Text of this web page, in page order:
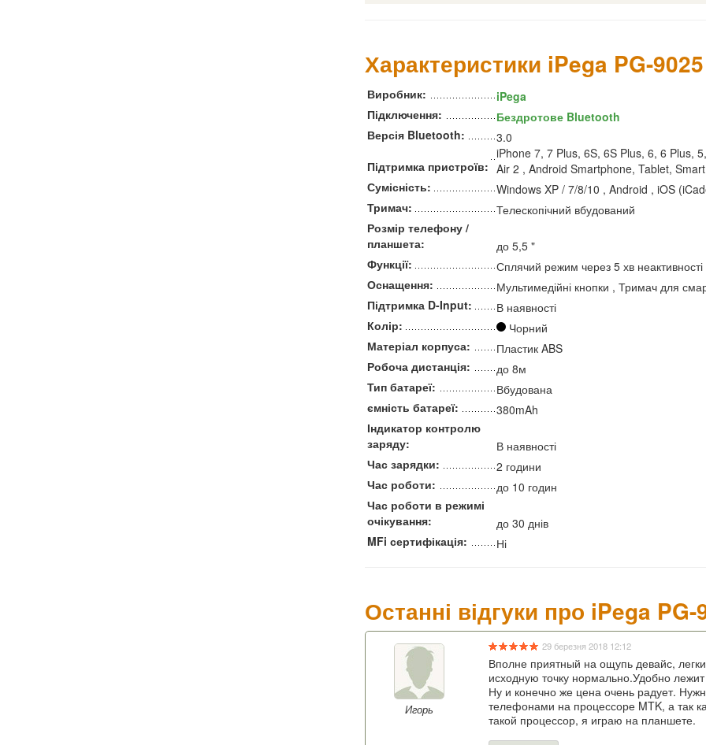
Характеристики iPega PG-9025
Виробник:
iPega
Підключення:
Бездротове Bluetooth
Версія Bluetooth:
3.0
Підтримка пристроїв:
iPhone 7, 7 Plus, 6S, 6S Plus, 6, 6 Plus,
Air 2 , Android Smartphone, Tablet,
Сумісність:
Windows XP / 7/8/10 , Android , iOS
Тримач:
Телескопічний вбудований
Розмір телефону /
планшета:
до 5,5 "
Функції:
Сплячий режим через 5 хв
Оснащення:
Мультимедійні кнопки , Тримач для
Підтримка D-Input:
В наявності
Колір:
Чорний
Матеріал корпуса:
Пластик ABS
Робоча дистанція:
до 8м
Тип батареї:
Вбудована
ємність батареї:
380mAh
Індикатор контролю
заряду:
В наявності
Час зарядки:
2 години
Час роботи:
до 10 годин
Час роботи в режимі
очікування:
до 30 днів
MFi сертифікація:
Ні
Останні відгуки про iPega PG-
Игорь
29 березня 2018 12:12
Вполне приятный на ощупь девайс,
исходную точку нормально.Удобно
Ну и конечно же цена очень радует.
телефонами на процессоре MTK, а так
такой процессор, я играю на планшете.